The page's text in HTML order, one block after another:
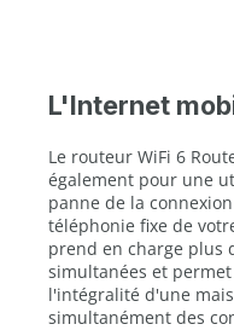
L'Internet
Le routeur WiFi 6
également pour une
panne de la
téléphonie fixe de
prend en charge plus
simultanées et
l'intégralité d'une
simultanément des